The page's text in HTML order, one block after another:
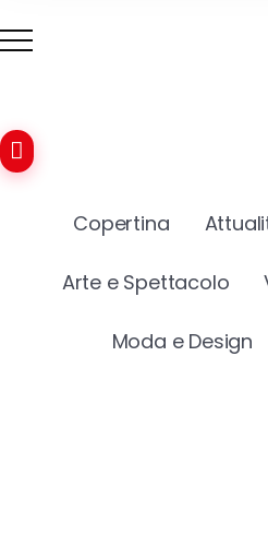
Copertina
Arte e Spettacolo
Moda e Design